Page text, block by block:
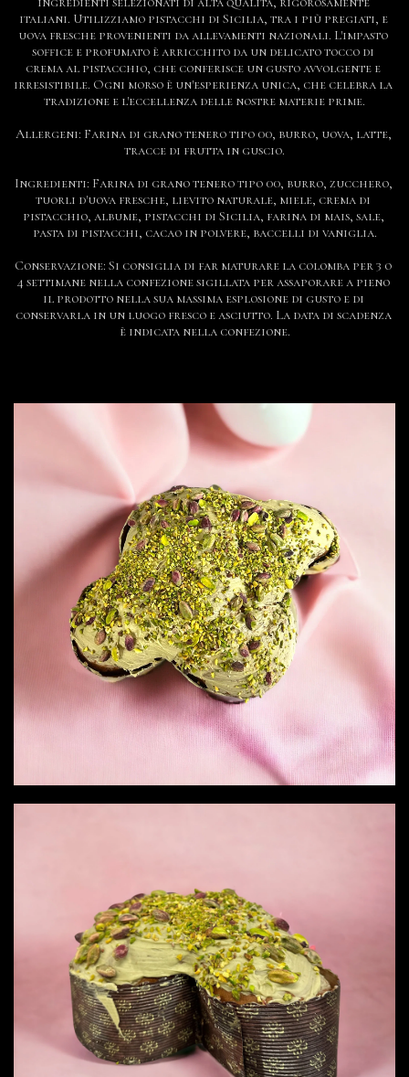
italiani. Utilizziamo pistacchi di Sicilia, tra i più pregiati, e
uova fresche provenienti da allevamenti nazionali. L'impasto
soffice e profumato è arricchito da un delicato tocco di
crema al pistacchio, che conferisce un gusto avvolgente e
irresistibile. Ogni morso è un'esperienza unica, che celebra la
tradizione e l'eccellenza delle nostre materie prime.
Allergeni: Farina di grano tenero tipo 00, burro, uova, latte,
tracce di frutta in guscio.
Ingredienti: Farina di grano tenero tipo 00, burro, zucchero,
tuorli d'uova fresche, lievito naturale, miele, crema di
pistacchio, albume, pistacchi di Sicilia, farina di mais, sale,
pasta di pistacchi, cacao in polvere, baccelli di vaniglia.
Conservazione: Si consiglia di far maturare la colomba per 3 o
4 settimane nella confezione sigillata per assaporare a pieno
il prodotto nella sua massima esplosione di gusto e di
conservarla in un luogo fresco e asciutto. La data di scadenza
è indicata nella confezione.